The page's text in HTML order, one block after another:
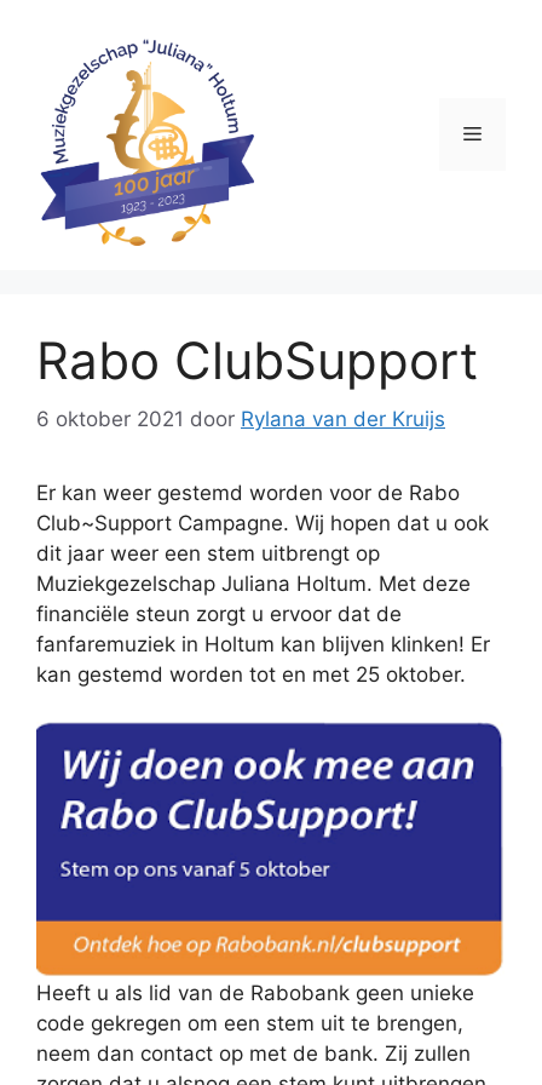
inhoud
Menu
Rabo ClubSupport
6 oktober 2021 door Rylana van der Kruijs
Er kan weer gestemd worden voor de Rabo
Club~Support Campagne. Wij hopen dat u ook
dit jaar weer een stem uitbrengt op
Muziekgezelschap Juliana Holtum. Met deze
financiële steun zorgt u ervoor dat de
fanfaremuziek in Holtum kan blijven klinken! Er
kan gestemd worden tot en met 25 oktober.
Heeft u als lid van de Rabobank geen unieke
code gekregen om een stem uit te brengen,
neem dan contact op met de bank. Zij zullen